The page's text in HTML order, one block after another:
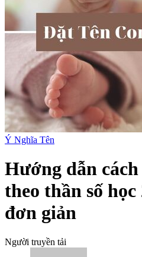
Ý Nghĩa Tên
Hướng dẫn
theo thần số
đơn giản
Người truyền tải